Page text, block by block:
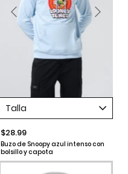
Talla
$28.99
Buzo de Snoopy azul intenso con
bolsillo y capota